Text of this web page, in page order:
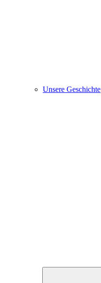
Unsere Geschichte